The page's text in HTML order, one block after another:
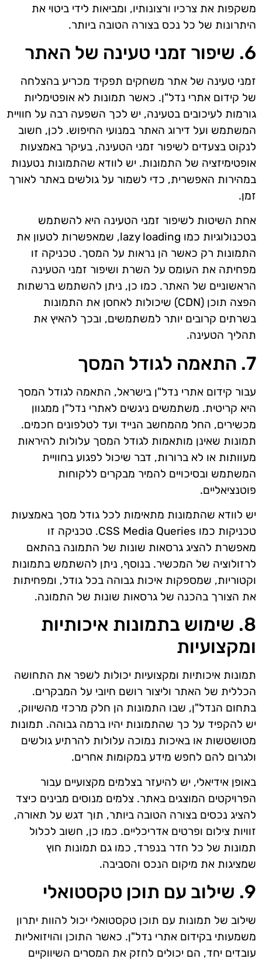
משקפות את צרכיו ורצונותיו, ומביאות לידי ביטוי את
היתרונות של כל נכס בצורה הטובה ביותר.
6. שיפור זמני טעינה של האתר
זמני טעינה של אתר משחקים תפקיד מכריע בהצלחה
של קידום אתרי נדל"ן. כאשר תמונות לא אופטימליות
גורמות לעיכובים בטעינה, יש לכך השפעה רבה על חוויית
המשתמש ועל דירוג האתר במנועי החיפוש. לכן, חשוב
לנקוט בצעדים לשיפור זמני הטעינה, בעיקר באמצעות
אופטימיזציה של התמונות. יש לוודא שהתמונות נטענות
במהירות האפשרית, כדי לשמור על גולשים באתר לאורך
זמן.
אחת השיטות לשיפור זמני הטעינה היא להשתמש
בטכנולוגיות כמו lazy loading, שמאפשרות לטעון את
התמונות רק כאשר הן נראות על המסך. טכניקה זו
מפחיתה את העומס על השרת ושיפור זמני הטעינה
הראשוניים של האתר. כמו כן, ניתן להשתמש ברשתות
הפצה תוכן (CDN) שיכולות לאחסן את התמונות
בשרתים קרובים יותר למשתמשים, ובכך להאיץ את
תהליך הטעינה.
7. התאמה לגודל המסך
עבור קידום אתרי נדל"ן בישראל, התאמה לגודל המסך
היא קריטית. משתמשים ניגשים לאתרי נדל"ן ממגוון
מכשירים, החל מהמחשב הנייד ועד לטלפונים חכמים.
תמונות שאינן מותאמות לגודל המסך עלולות להיראות
מעוותות או לא ברורות, דבר שיכול לפגוע בחוויית
המשתמש ובסיכויים להמיר מבקרים ללקוחות
פוטנציאליים.
יש לוודא שהתמונות מתאימות לכל גודל מסך באמצעות
טכניקות כמו CSS Media Queries. טכניקה זו
מאפשרת להציג גרסאות שונות של התמונה בהתאם
לרזולוציה של המכשיר. בנוסף, ניתן להשתמש בתמונות
וקטוריות, שמספקות איכות גבוהה בכל גודל, ומפחיתות
את הצורך בהכנה של גרסאות שונות של התמונה.
8. שימוש בתמונות איכותיות
ומקצועיות
תמונות איכותיות ומקצועיות יכולות לשפר את התחושה
הכללית של האתר וליצור רושם חיובי על המבקרים.
בתחום הנדל"ן, שבו התמונות הן חלק מרכזי מהשיווק,
יש להקפיד על כך שהתמונות יהיו ברמה גבוהה. תמונות
מטושטשות או באיכות נמוכה עלולות להרתיע גולשים
ולגרום להם לחפש מידע במקומות אחרים.
באופן אידיאלי, יש להיעזר בצלמים מקצועיים עבור
הפרויקטים המוצגים באתר. צלמים מנוסים מבינים כיצד
להציג נכסים בצורה הטובה ביותר, תוך דגש על תאורה,
זוויות צילום ופרטים אדריכליים. כמו כן, חשוב לכלול
תמונות של כל חדר בנפרד, כמו גם תמונות חוץ
שמציגות את מיקום הנכס והסביבה.
9. שילוב עם תוכן טקסטואלי
שילוב של תמונות עם תוכן טקסטואלי יכול להוות יתרון
משמעותי בקידום אתרי נדל"ן. כאשר התוכן והויזואליות
עובדים יחד, הם יכולים לחזק את המסרים השיווקיים